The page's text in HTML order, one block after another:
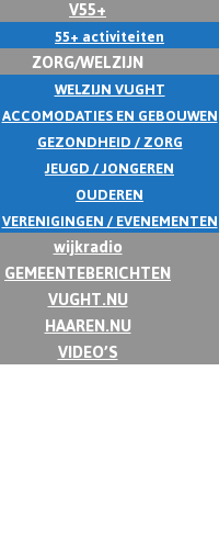
V55+
55+ activiteiten
ZORG/WELZIJN
WELZIJN VUGHT
ACCOMODATIES EN GEBOUWEN
GEZONDHEID / ZORG
JEUGD / JONGEREN
OUDEREN
VERENIGINGEN / EVENEMENTEN
wijkradio
GEMEENTEBERICHTEN
VUGHT.NU
HAAREN.NU
VIDEO’S